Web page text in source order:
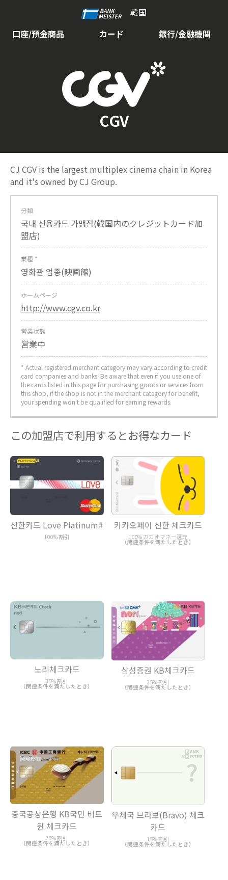
韓国
口座/預金商品
カード 銀行/金融機関
CGV
CJ CGV is the largest multiplex cinema chain in Korea
and it's owned by CJ Group.
分類
국내 신용카드 가맹점(韓国内のクレジットカード加
盟店)
業種 *
영화관 업종(映画館)
ホームページ
http://www.cgv.co.kr
営業状態
営業中
* Actual registered merchant category may vary according to credit
card companies and banks. Be aware that even if you use one of
the cards listed in this page for purchasing goods or services from
this shop, if the shop is not in the merchant category for benefit,
your spending won't be qualified for earning rewards.
この加盟店で利用するとお得なカード
신한카드 Love Platinum#
100% 割引
카카오페이 신한 체크카드
100% カカオマネー還元
（関連条件を満たしたとき）
노리체크카드
35% 割引
（関連条件を満たしたとき）
삼성증권 KB체크카드
35% 割引
（関連条件を満たしたとき）
중국공상은행 KB국민 비트
윈 체크카드
20% 割引
（関連条件を満たしたとき）
우체국 브라보(Bravo) 체크
카드
15% 割引
（関連条件を満たしたとき）